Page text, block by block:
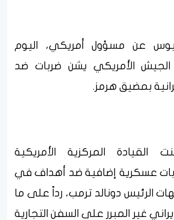
عن مسؤول أمريكي، اليوم
الجيش الأمريكي يشن ضربات ضد
بمضيق هرمز.
القيادة المركزية الأمريكية
عسكرية إضافية ضد أهداف في
الرئيس دونالد ترمب، رداً على ما
غير المبرر على السفن التجارية